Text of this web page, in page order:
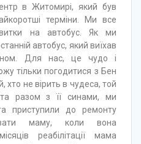
в Житомирі, який був
терміни. Ми все
на автобус. Як ми
автобус, який виїхав
Для нас, це чудо і
тільки погодитися з Бен
хто не вірить в чудеса, той
разом з її синами, ми
приступили до ремонту
маму, коли вона
реабілітації мама